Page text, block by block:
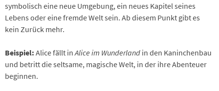
symbolisch eine neue Umgebung, ein neues Kapitel seines
Lebens oder eine fremde Welt sein. Ab diesem Punkt gibt es
kein Zurück mehr.
Beispiel: Alice fällt in Alice im Wunderland in den Kaninchenbau
und betritt die seltsame, magische Welt, in der ihre Abenteuer
beginnen.